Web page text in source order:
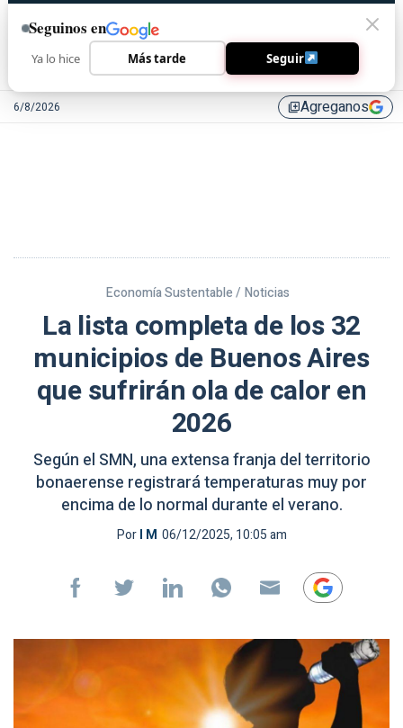
6/8/2026 library_addAgreganos
Economía Sustentable / Noticias
La lista completa de los 32
municipios de Buenos Aires
que sufrirán ola de calor en
2026
Según el SMN, una extensa franja del territorio
bonaerense registrará temperaturas muy por
encima de lo normal durante el verano.
PorI M 06/12/2025, 10:05 am
Seguinos en
Ya lo hice Más tarde Seguir